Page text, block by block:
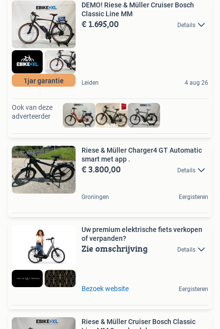
1jar garantie
DEMO! Riese & Müller Cruiser Bosch
Classic Line MM
€ 1.695,00 Details
Leiden 4 aug 26
Ook van deze
adverteerder
Riese & Müller Charger4 GT Automatic
smart met app .
€ 3.800,00 Details
Groningen Eergisteren
Uw premium elektrische fiets verkopen
of verpanden?
Zie omschrijving Details
Bezoek website Eergisteren
Riese & Müller Cruiser Bosch Classic